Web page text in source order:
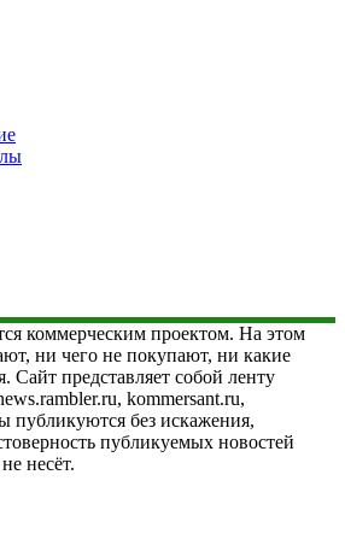
коммерческим проектом. На этом
ни чего не покупают, ни какие
Сайт представляет собой ленту
kommersant.ru,
публикуются без искажения,
публикуемых новостей
несёт.